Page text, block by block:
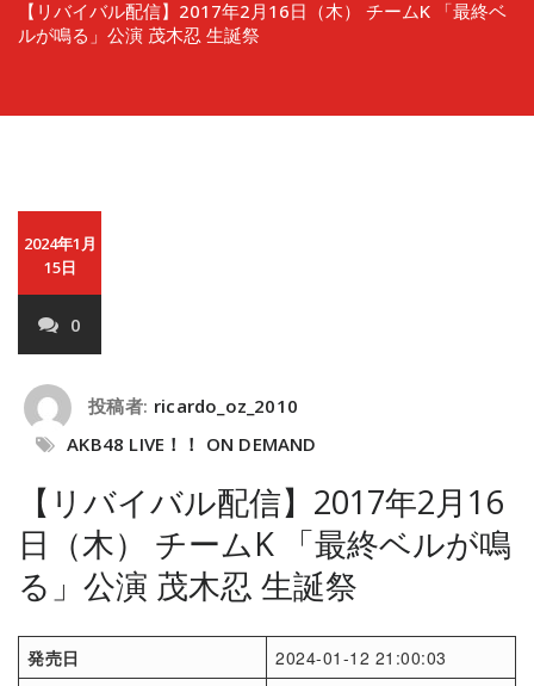
【リバイバル配信】2017年2月16日（木） チームK 「最終ベ
ルが鳴る」公演 茂木忍 生誕祭
2024年1月
15日
0
投稿者: ricardo_oz_2010
AKB48 LIVE！！ ON DEMAND
【リバイバル配信】2017年2月16
日（木） チームK 「最終ベルが鳴
る」公演 茂木忍 生誕祭
発売日
2024-01-12 21:00:03